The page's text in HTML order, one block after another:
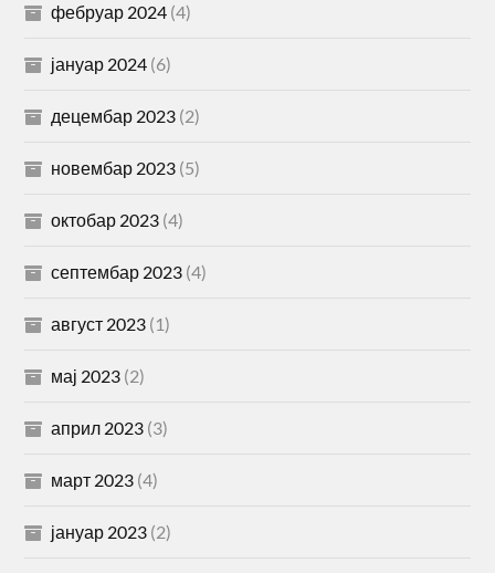
фебруар 2024 (4)
јануар 2024 (6)
децембар 2023 (2)
новембар 2023 (5)
октобар 2023 (4)
септембар 2023 (4)
август 2023 (1)
мај 2023 (2)
април 2023 (3)
март 2023 (4)
јануар 2023 (2)